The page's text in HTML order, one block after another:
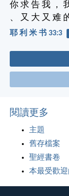
你 求 告 我 ，
、 又 大 又 难
耶 利 米 书 33:3
閱讀更多
主題
舊存檔案
聖經書卷
本最受歡